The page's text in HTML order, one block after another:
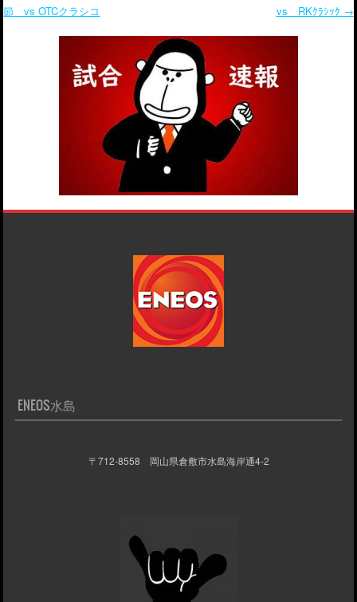
Post navigation
節 vs OTCクラシコ
vs RKｸﾗｼｯｸ →
ENEOS水島
〒712-8558 岡山県倉敷市水島海岸通4-2